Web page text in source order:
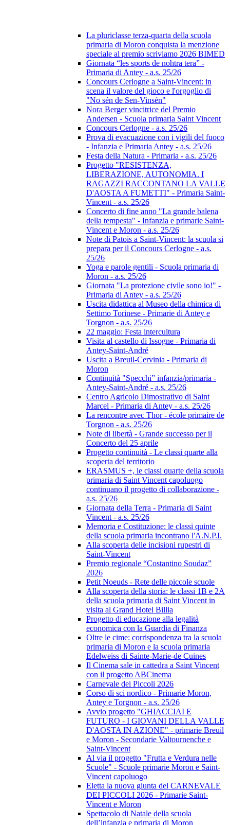
La pluriclasse terza-quarta della scuola
primaria di Moron conquista la menzione
speciale al premio scriviamo 2026 BIMED
Giornata “les sports de nohtra tera” -
Primaria di Antey - a.s. 25/26
Concours Cerlogne a Saint-Vincent: in
scena il valore del gioco e l'orgoglio di
"No sén de Sen-Vinsén"
Nora Berger vincitrice del Premio
Andersen - Scuola primaria Saint Vincent
Concours Cerlogne - a.s. 25/26
Prova di evacuazione con i vigili del fuoco
- Infanzia e Primaria Antey - a.s. 25/26
Festa della Natura - Primaria - a.s. 25/26
Progetto "RESISTENZA,
LIBERAZIONE, AUTONOMIA. I
RAGAZZI RACCONTANO LA VALLE
D'AOSTA A FUMETTI" - Primaria Saint-
Vincent - a.s. 25/26
Concerto di fine anno "La grande balena
della tempesta" - Infanzia e primarie Saint-
Vincent e Moron - a.s. 25/26
Note di Patois a Saint-Vincent: la scuola si
prepara per il Concours Cerlogne - a.s.
25/26
Yoga e parole gentili - Scuola primaria di
Moron - a.s. 25/26
Giornata "La protezione civile sono io!" -
Primaria di Antey - a.s. 25/26
Uscita didattica al Museo della chimica di
Settimo Torinese - Primarie di Antey e
Torgnon - a.s. 25/26
22 maggio: Festa intercultura
Visita al castello di Issogne - Primaria di
Antey-Saint-André
Uscita a Breuil-Cervinia - Primaria di
Moron
Continuità "Specchi” infanzia/primaria -
Antey-Saint-André - a.s. 25/26
Centro Agricolo Dimostrativo di Saint
Marcel - Primaria di Antey - a.s. 25/26
La rencontre avec Thor - école primaire de
Torgnon - a.s. 25/26
Note di libertà - Grande successo per il
Concerto del 25 aprile
Progetto continuità - Le classi quarte alla
scoperta del territorio
ERASMUS +, le classi quarte della scuola
primaria di Saint Vincent capoluogo
continuano il progetto di collaborazione -
a.s. 25/26
Giornata della Terra - Primaria di Saint
Vincent - a.s. 25/26
Memoria e Costituzione: le classi quinte
della scuola primaria incontrano l'A.N.P.I.
Alla scoperta delle incisioni rupestri di
Saint-Vincent
Premio regionale “Costantino Soudaz”
2026
Petit Noeuds - Rete delle piccole scuole
Alla scoperta della storia: le classi 1B e 2A
della scuola primaria di Saint Vincent in
visita al Grand Hotel Billia
Progetto di educazione alla legalità
economica con la Guardia di Finanza
Oltre le cime: corrispondenza tra la scuola
primaria di Moron e la scuola primaria
Edelweiss di Sainte-Marie-de Cuines
Il Cinema sale in cattedra a Saint Vincent
con il progetto ABCinema
Carnevale dei Piccoli 2026
Corso di sci nordico - Primarie Moron,
Antey e Torgnon - a.s. 25/26
Avvio progetto "GHIACCIAI E
FUTURO - I GIOVANI DELLA VALLE
D'AOSTA IN AZIONE" - primarie Breuil
e Moron - Secondarie Valtournenche e
Saint-Vincent
Al via il progetto "Frutta e Verdura nelle
Scuole" - Scuole primarie Moron e Saint-
Vincent capoluogo
Eletta la nuova giunta del CARNEVALE
DEI PICCOLI 2026 - Primarie Saint-
Vincent e Moron
Spettacolo di Natale della scuola
dell’infanzia e primaria di Moron